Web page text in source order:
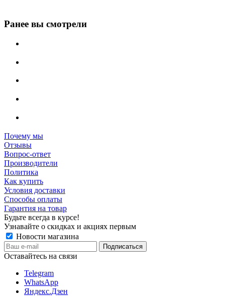
Ранее вы смотрели
Почему мы
Отзывы
Вопрос-ответ
Производители
Политика
Как купить
Условия доставки
Способы оплаты
Гарантия на товар
Будьте всегда в курсе!
Узнавайте о скидках и акциях первым
Новости магазина
Оставайтесь на связи
Telegram
WhatsApp
Яндекс.Дзен